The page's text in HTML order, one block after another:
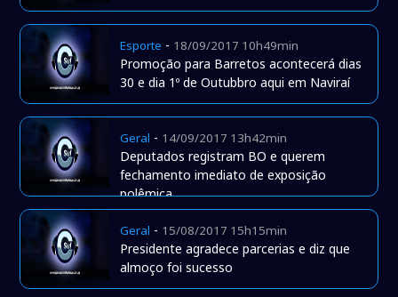
Esporte - 18/09/2017 10h49min
Promoção para Barretos acontecerá dias
30 e dia 1º de Outubbro aqui em Naviraí
Geral - 14/09/2017 13h42min
Deputados registram BO e querem
fechamento imediato de exposição
polêmica
Geral - 15/08/2017 15h15min
Presidente agradece parcerias e diz que
almoço foi sucesso